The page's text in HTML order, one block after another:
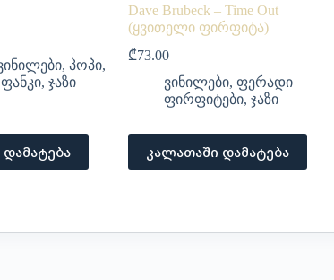
, პოპი,
ფანკი, ჯაზი
Dave Brubeck – Time Out
(ყვითელი ფირფიტა)
₾73.00
ვინილები, ფერადი
ფირფიტები, ჯაზი
კალათაში დამატება